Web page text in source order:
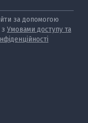
за допомогою
Умовами доступу та